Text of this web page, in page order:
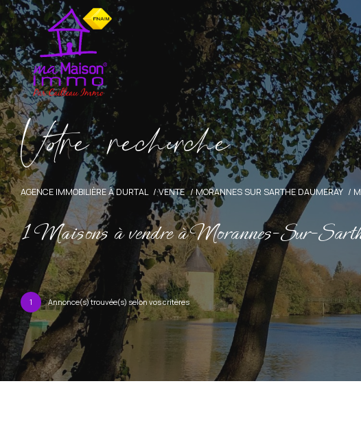
Vore recece
AGENCE IMMOBILIÈRE À DURTAL VENTE MORANNES SUR SARTHE DAUMERAY
1Maisons à vendre à Morannes-Sur-
1 Annonce(s) trouvée(s) selon vos critères